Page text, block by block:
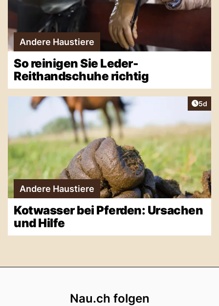
Andere Haustiere
So reinigen Sie Leder-
Reithandschuhe richtig
5d
Andere Haustiere
Kotwasser bei Pferden: Ursachen
und Hilfe
Nau.ch folgen